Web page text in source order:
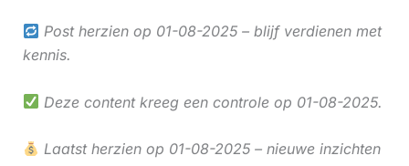
Post herzien op 01-08-2025 – blijf verdienen met
kennis.
Deze content kreeg een controle op 01-08-2025.
Laatst herzien op 01-08-2025 – nieuwe inzichten